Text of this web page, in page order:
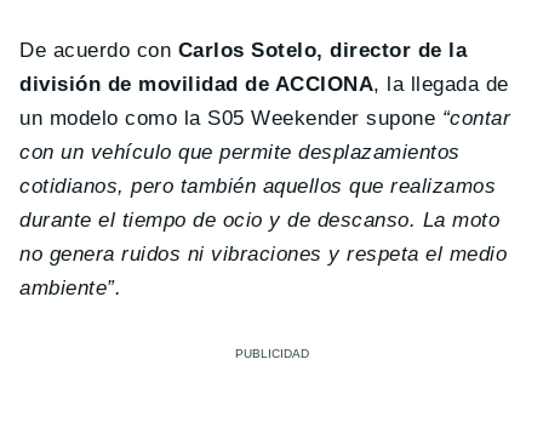
De acuerdo con Carlos Sotelo, director de la
división de movilidad de ACCIONA, la llegada de
un modelo como la S05 Weekender supone “contar
con un vehículo que permite desplazamientos
cotidianos, pero también aquellos que realizamos
durante el tiempo de ocio y de descanso. La moto
no genera ruidos ni vibraciones y respeta el medio
ambiente”.